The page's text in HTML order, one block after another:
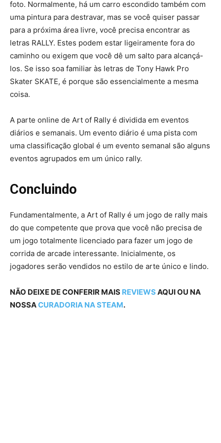
foto. Normalmente, há um carro escondido também com
uma pintura para destravar, mas se você quiser passar
para a próxima área livre, você precisa encontrar as
letras RALLY. Estes podem estar ligeiramente fora do
caminho ou exigem que você dê um salto para alcançá-
los. Se isso soa familiar às letras de Tony Hawk Pro
Skater SKATE, é porque são essencialmente a mesma
coisa.
A parte online de Art of Rally é dividida em eventos
diários e semanais. Um evento diário é uma pista com
uma classificação global é um evento semanal são alguns
eventos agrupados em um único rally.
Concluindo
Fundamentalmente, a Art of Rally é um jogo de rally mais
do que competente que prova que você não precisa de
um jogo totalmente licenciado para fazer um jogo de
corrida de arcade interessante. Inicialmente, os
jogadores serão vendidos no estilo de arte único e lindo.
NÃO DEIXE DE CONFERIR MAIS REVIEWS AQUI OU NA
NOSSACURADORIA NA STEAM.